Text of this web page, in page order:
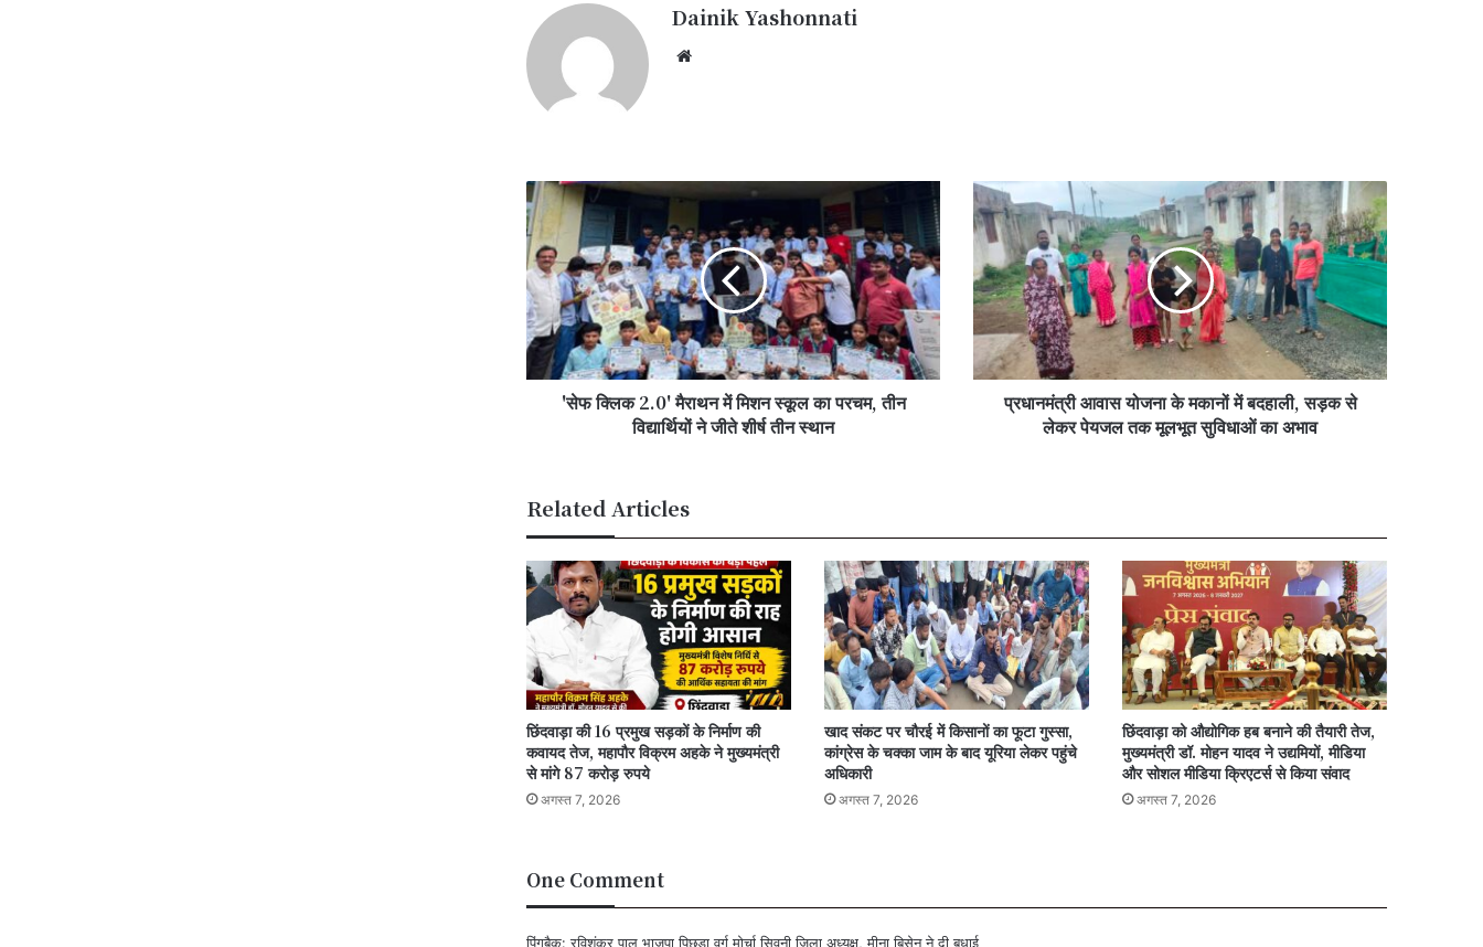
Dainik Yashonnati
'सेफ
क्लिक
2.0'
मैराथन
में
मिशन
स्कूल
का
परचम,
तीन
स्थान
'सेफ क्लिक 2.0' मैराथन में मिशन स्कूल का परचम, तीन
विद्यार्थियों ने जीते शीर्ष तीन स्थान
प्रधानमंत्री
आवास
योजना
मकानों
में
बदहाली,
सड़क
से
अभाव
प्रधानमंत्री आवास योजना के मकानों में बदहाली, सड़क से
लेकर पेयजल तक मूलभूत सुविधाओं का अभाव
Related Articles
छिंदवाड़ा की 16 प्रमुख सड़कों के निर्माण की
कवायद तेज, महापौर विक्रम अहके ने मुख्यमंत्री
से मांगे 87 करोड़ रुपये
अगस्त 7, 2026
खाद संकट पर चौरई में किसानों का फूटा गुस्सा,
कांग्रेस के चक्का जाम के बाद यूरिया लेकर पहुंचे
अधिकारी
अगस्त 7, 2026
छिंदवाड़ा को औद्योगिक हब बनाने की तैयारी तेज,
मुख्यमंत्री डॉ. मोहन यादव ने उद्यमियों, मीडिया
और सोशल मीडिया क्रिएटर्स से किया संवाद
अगस्त 7, 2026
One Comment
पिंगबैक:रविशंकर पाल भाजपा पिछड़ा वर्ग मोर्चा सिवनी जिला अध्यक्ष, मीना बिसेन ने दी बधाई